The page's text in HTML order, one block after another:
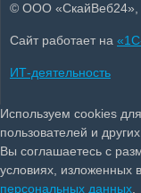
© ООО «СкайВеб24»,
Сайт работает на
ИТ-деятельность
Используем cookies
пользователей и
Вы соглашаетесь с
условиях, изложенных в
персональных данных.